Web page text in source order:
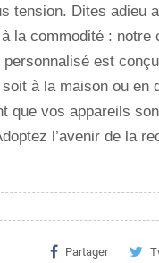
tension. Dites adieu
la commodité : notre
est
à la maison ou en
que vos appareils
l’avenir de la
Partager